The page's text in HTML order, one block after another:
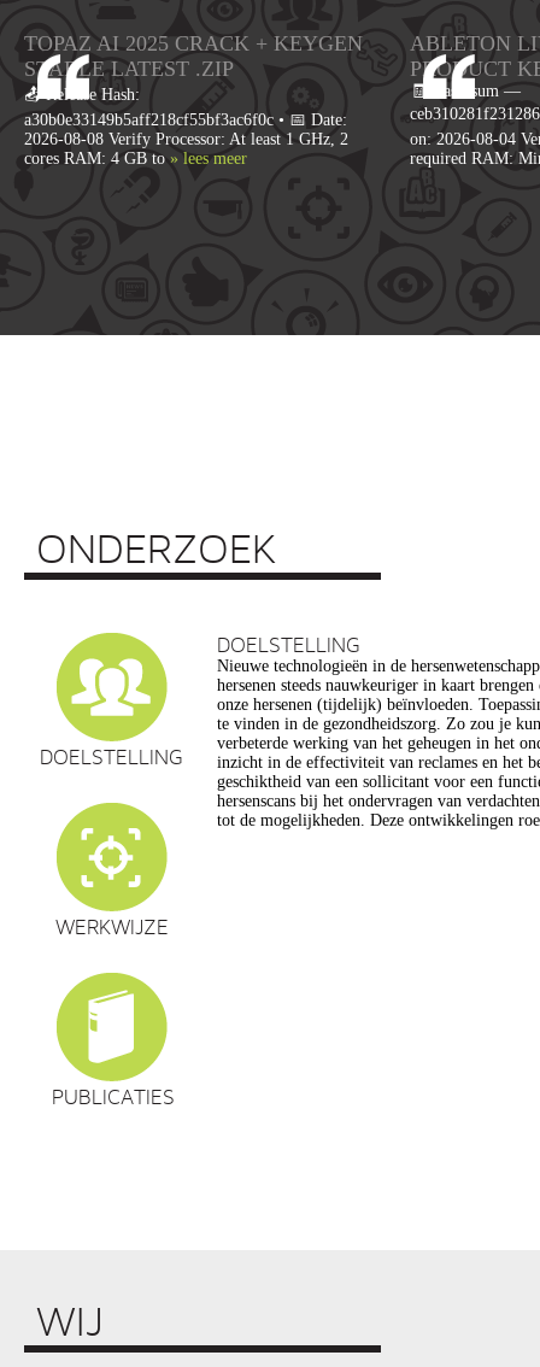
TOPAZ AI 2025 CRACK + KEYGEN
STABLE LATEST .ZIP
📤 Release Hash:
a30b0e33149b5aff218cf55bf3ac6f0c • 📅 Date:
2026-08-08 Verify Processor: At least 1 GHz, 2
cores RAM: 4 GB to » lees meer
ABLETON
PRODUCT
🧾 Hash-sum —
on: 2026-08-04
required RAM:
ONDERZOEK
DOELSTELLING
WERKWIJZE
PUBLICATIES
DOELSTELLING
Nieuwe technologieën in de
hersenen steeds nauwkeuriger in kaart
onze hersenen (tijdelijk) beïnvloeden.
te vinden in de gezondheidszorg. Zo zou je
verbeterde werking van het geheugen in het
inzicht in de effectiviteit van reclames en het
geschiktheid van een sollicitant voor een
hersenscans bij het ondervragen van
tot de mogelijkheden. Deze ontwikkelingen
vragen op, onder meer op het gebied van de
privacy, gelijkheid, stigmatisering),
en veranderingen in ons normen en waarden
commerciële toepassing van een aantal van
een extra reden voor zorg. Het doel van dit
maatschappelijk verantwoorde ontwikkeling van
de hersenwetenschappen te realiseren,
WIJ